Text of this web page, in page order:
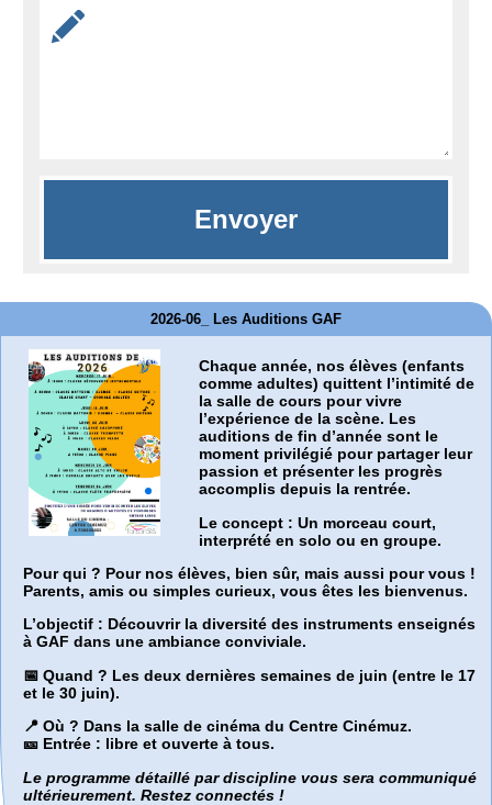
2026-06_ Les Auditions GAF
Chaque année, nos élèves (enfants
comme adultes) quittent l’intimité de
la salle de cours pour vivre
l’expérience de la scène. Les
auditions de fin d’année sont le
moment privilégié pour partager leur
passion et présenter les progrès
accomplis depuis la rentrée.
Le concept : Un morceau court,
interprété en solo ou en groupe.
Pour qui ? Pour nos élèves, bien sûr, mais aussi pour vous !
Parents, amis ou simples curieux, vous êtes les bienvenus.
L’objectif : Découvrir la diversité des instruments enseignés
à GAF dans une ambiance conviviale.
📅 Quand ? Les deux dernières semaines de juin (entre le 17
et le 30 juin).
📍 Où ? Dans la salle de cinéma du Centre Cinémuz.
🎫 Entrée : libre et ouverte à tous.
Le programme détaillé par discipline vous sera communiqué
ultérieurement. Restez connectés !